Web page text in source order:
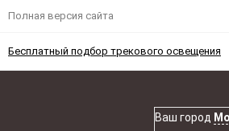
Полная версия сайта
Бесплатный подбор трекового освещения
Ваш город